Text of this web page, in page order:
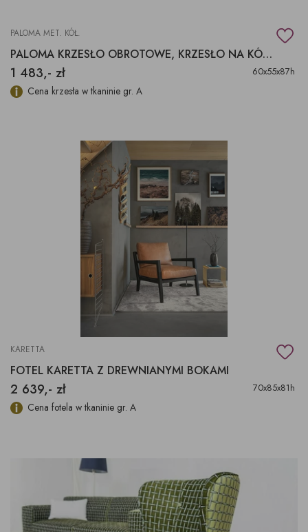
PALOMA MET. KÓŁ.
PALOMA KRZESŁO OBROTOWE, KRZESŁO NA KÓŁKACH
1 483,- zł 60x55x87h
Cena krzesła w tkaninie gr. A
KARETTA
FOTEL KARETTA Z DREWNIANYMI BOKAMI
2 639,- zł 70x85x81h
Cena fotela w tkaninie gr. A